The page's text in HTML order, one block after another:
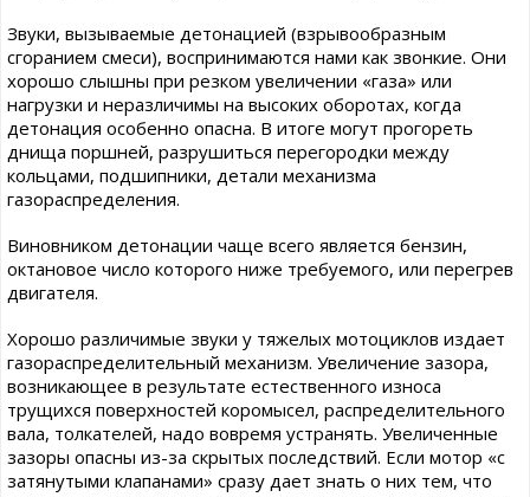
Звуки, вызываемые детонацией (взрывообразным
сгоранием смеси), воспринимаются нами как звонкие. Они
хорошо слышны при резком увеличении «газа» или
нагрузки и неразличимы на высоких оборотах, когда
детонация особенно опасна. В итоге могут прогореть
днища поршней, разрушиться перегородки между
кольцами, подшипники, детали механизма
газораспределения.
Виновником детонации чаще всего является бензин,
октановое число которого ниже требуемого, или перегрев
двигателя.
Хорошо различимые звуки у тяжелых мотоциклов издает
газораспределительный механизм. Увеличение зазора,
возникающее в результате естественного износа
трущихся поверхностей коромысел, распределительного
вала, толкателей, надо вовремя устранять. Увеличенные
зазоры опасны из-за скрытых последствий. Если мотор «с
затянутыми клапанами» сразу дает знать о них тем, что